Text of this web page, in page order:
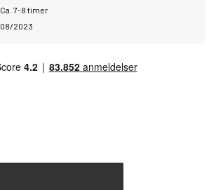
Ca. 7-8 timer
08/2023